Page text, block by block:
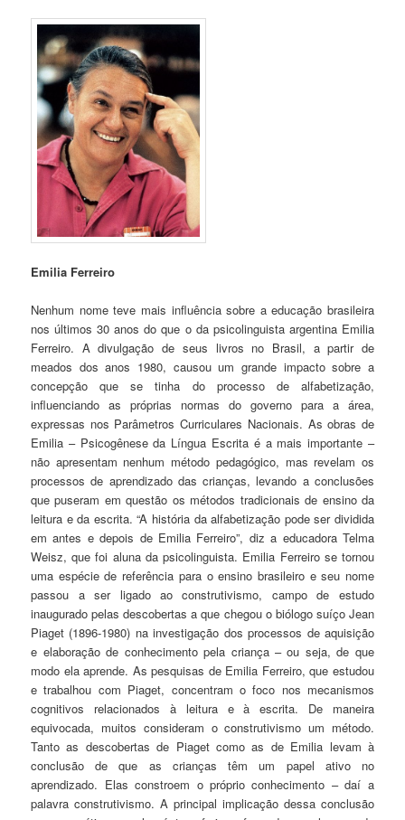
Emilia Ferreiro
Nenhum nome teve mais influência sobre a educação brasileira
nos últimos 30 anos do que o da psicolinguista argentina Emilia
Ferreiro. A divulgação de seus livros no Brasil, a partir de
meados dos anos 1980, causou um grande impacto sobre a
concepção que se tinha do processo de alfabetização,
influenciando as próprias normas do governo para a área,
expressas nos Parâmetros Curriculares Nacionais. As obras de
Emilia – Psicogênese da Língua Escrita é a mais importante –
não apresentam nenhum método pedagógico, mas revelam os
processos de aprendizado das crianças, levando a conclusões
que puseram em questão os métodos tradicionais de ensino da
leitura e da escrita. “A história da alfabetização pode ser dividida
em antes e depois de Emilia Ferreiro”, diz a educadora Telma
Weisz, que foi aluna da psicolinguista. Emilia Ferreiro se tornou
uma espécie de referência para o ensino brasileiro e seu nome
passou a ser ligado ao construtivismo, campo de estudo
inaugurado pelas descobertas a que chegou o biólogo suíço Jean
Piaget (1896-1980) na investigação dos processos de aquisição
e elaboração de conhecimento pela criança – ou seja, de que
modo ela aprende. As pesquisas de Emilia Ferreiro, que estudou
e trabalhou com Piaget, concentram o foco nos mecanismos
cognitivos relacionados à leitura e à escrita. De maneira
equivocada, muitos consideram o construtivismo um método.
Tanto as descobertas de Piaget como as de Emilia levam à
conclusão de que as crianças têm um papel ativo no
aprendizado. Elas constroem o próprio conhecimento – daí a
palavra construtivismo. A principal implicação dessa conclusão